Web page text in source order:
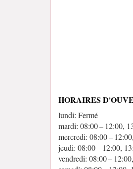
HORAIRES
lundi: Fermé
mardi: 08:00 – 12:00,
mercredi: 08:00 –
jeudi: 08:00 – 12:00,
vendredi: 08:00 –